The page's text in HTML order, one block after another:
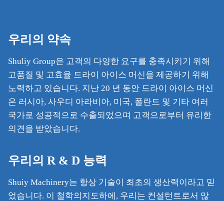
우리의 약속
Shuliy Group은 고객의 다양한 요구를 충족시키기 위해
고품질 및 고효율 드라이 아이스 머신을 제공하기 위해
노력하고 있습니다. 지난 20 년 동안 드라이 아이스 머신
은 러시아, 사우디 아라비아, 미국, 폴란드 및 기타 여러
국가로 성공적으로 수출되었으며 고객으로부터 유리한
의견을 받았습니다.
우리의 R & D 능력
Shuiy Machinery는 항상 기술이 최초의 생산력이라고 믿
었습니다. 이 철학의지도하에, 우리는 컨설턴트로서 많